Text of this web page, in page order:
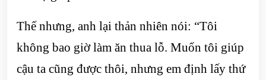
Thế nhưng, anh lại thản nhiên nói: “Tôi
không bao giờ làm ăn thua lỗ. Muốn tôi giúp
cậu ta cũng được thôi, nhưng em định lấy thứ